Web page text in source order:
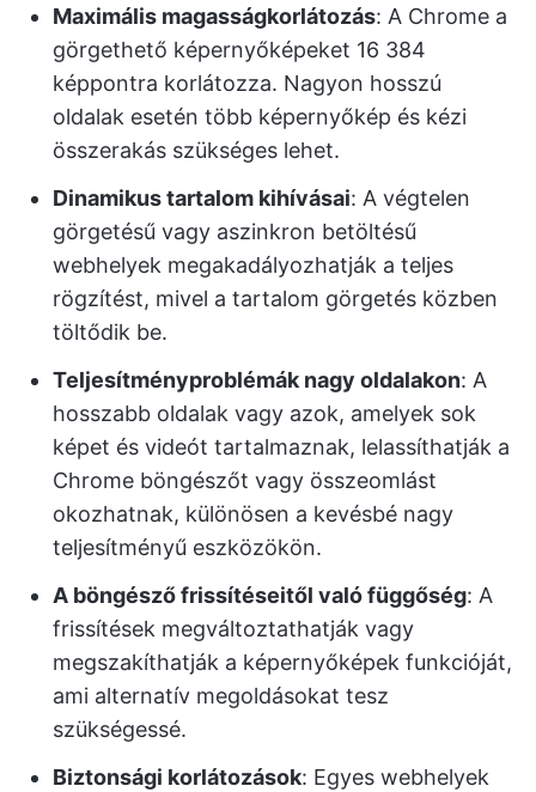
Maximális magasságkorlátozás: A Chrome a
görgethető képernyőképeket 16 384
képpontra korlátozza. Nagyon hosszú
oldalak esetén több képernyőkép és kézi
összerakás szükséges lehet.
Dinamikus tartalom kihívásai: A végtelen
görgetésű vagy aszinkron betöltésű
webhelyek megakadályozhatják a teljes
rögzítést, mivel a tartalom görgetés közben
töltődik be.
Teljesítményproblémák nagy oldalakon: A
hosszabb oldalak vagy azok, amelyek sok
képet és videót tartalmaznak, lelassíthatják a
Chrome böngészőt vagy összeomlást
okozhatnak, különösen a kevésbé nagy
teljesítményű eszközökön.
A böngésző frissítéseitől való függőség: A
frissítések megváltoztathatják vagy
megszakíthatják a képernyőképek funkcióját,
ami alternatív megoldásokat tesz
szükségessé.
Biztonsági korlátozások: Egyes webhelyek